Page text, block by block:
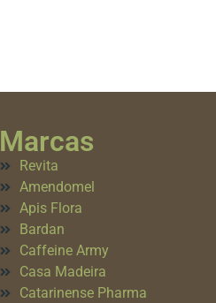
Marcas
Revita
Amendomel
Apis Flora
Bardan
Caffeine Army
Casa Madeira
Catarinense Pharma